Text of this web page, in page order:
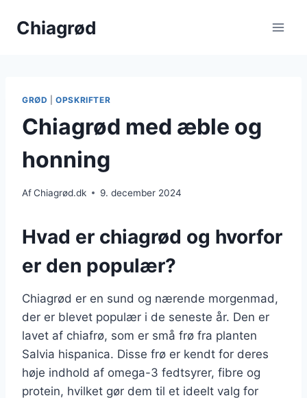
Chiagrød
GRØD |OPSKRIFTER
Chiagrød med æble og
honning
AfChiagrød.dk 9. december 2024
Hvad er chiagrød og hvorfor
er den populær?
Chiagrød er en sund og nærende morgenmad,
der er blevet populær i de seneste år. Den er
lavet af chiafrø, som er små frø fra planten
Salvia hispanica. Disse frø er kendt for deres
høje indhold af omega-3 fedtsyrer, fibre og
protein, hvilket gør dem til et ideelt valg for